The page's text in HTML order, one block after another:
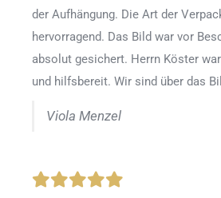
der Aufhängung. Die Art der
hervorragend. Das Bild war vor
absolut gesichert. Herrn Köster
und hilfsbereit. Wir sind über das
Viola Menzel